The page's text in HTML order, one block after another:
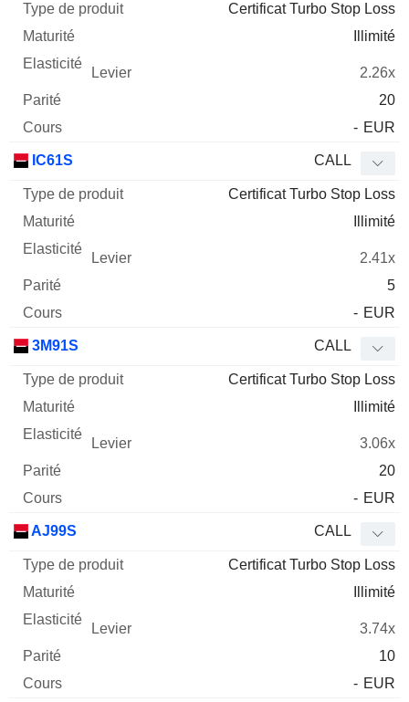
Certificat Turbo Stop Loss
Illimité
2.26x
20
- EUR
IC61S CALL
Certificat Turbo Stop Loss
Illimité
2.41x
5
- EUR
3M91S CALL
Certificat Turbo Stop Loss
Illimité
3.06x
20
- EUR
AJ99S CALL
Certificat Turbo Stop Loss
Illimité
3.74x
10
- EUR